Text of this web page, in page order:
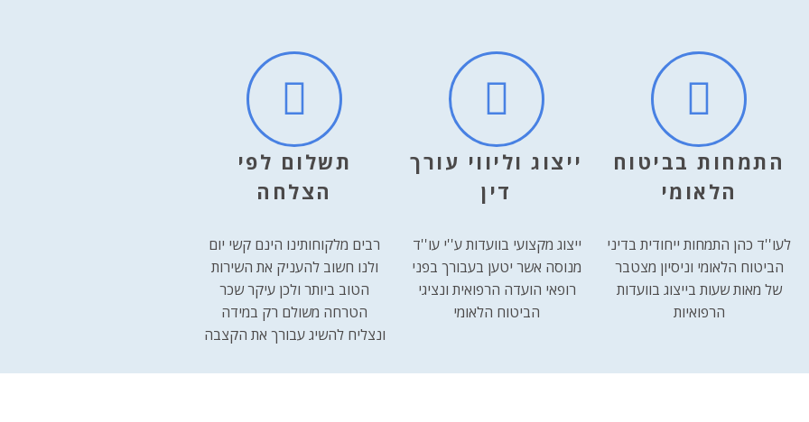
התמחות בביטוח
הלאומי
לעו''ד כהן התמחות ייחודית בדיני
הביטוח הלאומי וניסיון מצטבר
של מאות שעות בייצוג בוועדות
הרפואיות
ייצוג וליווי עורך
דין
ייצוג מקצועי בוועדות ע''י עו''ד
מנוסה אשר יטען בעבורך בפני
רופאי הועדה הרפואית ונציגי
הביטוח הלאומי
תשלום לפי
הצלחה
רבים מלקוחותינו הינם קשי יום
ולנו חשוב להעניק את השירות
הטוב ביותר ולכן עיקר שכר
הטרחה משולם רק במידה
ונצליח להשיג עבורך את הקצבה